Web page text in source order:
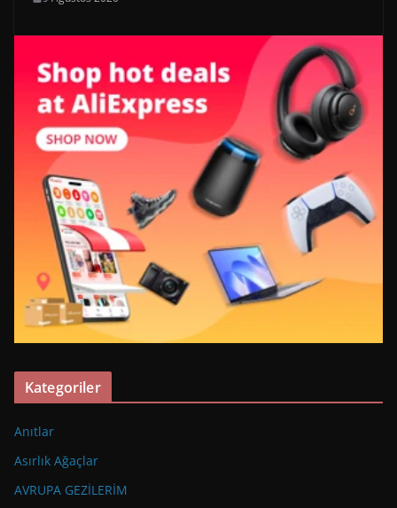
Kategoriler
Anıtlar
Asırlık Ağaçlar
AVRUPA GEZİLERİM